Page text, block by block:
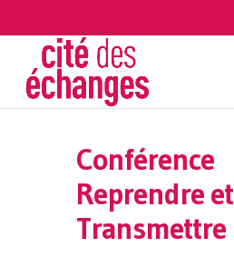
Conférence
Reprendre et
Transmettre